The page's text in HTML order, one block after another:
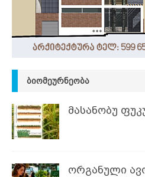
ᲑᲘᲝᲛᲔᲣᲠᲜᲔᲝᲑᲐ
მასანობუ
ორგანული